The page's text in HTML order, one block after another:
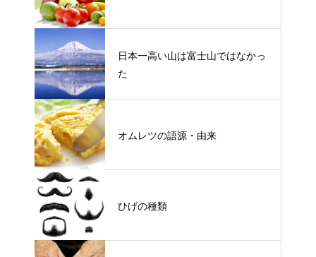
日本一高い山は富士山ではなかっ
た
オムレツの語源・由来
ひげの種類